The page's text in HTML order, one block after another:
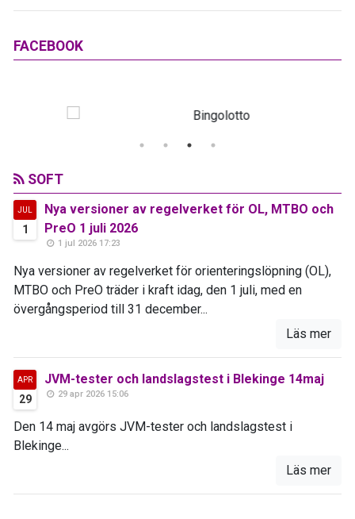
FACEBOOK
SOFT
JUL
1
Nya versioner av regelverket för OL, MTBO och
PreO 1 juli 2026
1 jul 2026 17:23
Nya versioner av regelverket för orienteringslöpning (OL),
MTBO och PreO träder i kraft idag, den 1 juli, med en
övergångsperiod till 31 december...
Läs mer
APR
29
JVM-tester och landslagstest i Blekinge 14maj
29 apr 2026 15:06
Den 14 maj avgörs JVM-tester och landslagstest i
Blekinge...
Läs mer